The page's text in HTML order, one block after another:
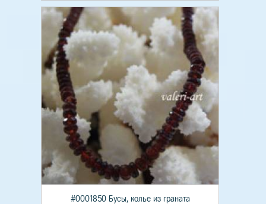
#0001850 Бусы, колье из граната